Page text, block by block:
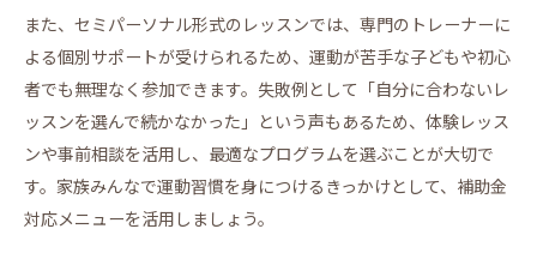
また、セミパーソナル形式のレッスンでは、専門のトレーナーに
よる個別サポートが受けられるため、運動が苦手な子どもや初心
者でも無理なく参加できます。失敗例として「自分に合わないレ
ッスンを選んで続かなかった」という声もあるため、体験レッス
ンや事前相談を活用し、最適なプログラムを選ぶことが大切で
す。家族みんなで運動習慣を身につけるきっかけとして、補助金
対応メニューを活用しましょう。